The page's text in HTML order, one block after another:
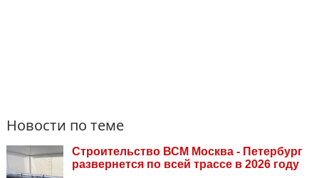
Новости по теме
Строительство ВСМ Москва - Петербург
развернется по всей трассе в 2026 году